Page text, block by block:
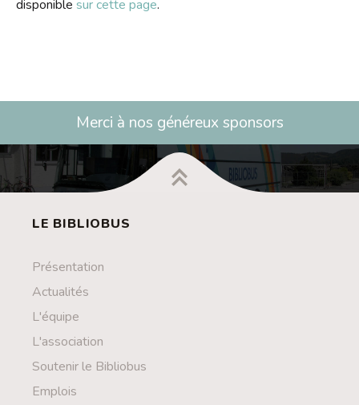
disponible sur cette page.
Merci à nos généreux sponsors
LE BIBLIOBUS
Présentation
Actualités
L'équipe
L'association
Soutenir le Bibliobus
Emplois